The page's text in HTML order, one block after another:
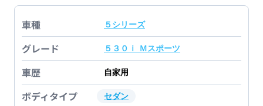
車種 ５シリーズ
グレード ５３０ｉ Ｍスポーツ
車歴 自家用
ボディタイプ セダン